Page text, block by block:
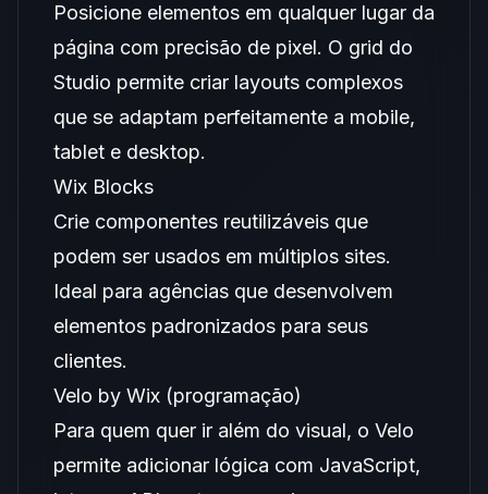
Posicione elementos em qualquer lugar da
página com precisão de pixel. O grid do
Studio permite criar layouts complexos
que se adaptam perfeitamente a mobile,
tablet e desktop.
Wix Blocks
Crie componentes reutilizáveis que
podem ser usados em múltiplos sites.
Ideal para agências que desenvolvem
elementos padronizados para seus
clientes.
Velo by Wix (programação)
Para quem quer ir além do visual, o Velo
permite adicionar lógica com JavaScript,